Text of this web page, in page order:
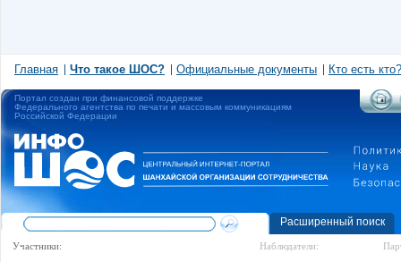
Главная Что такое ШОС? Официальные документы Кто есть кто?
Портал создан при финансовой поддержке
Федерального агентства по печати и массовым коммуникациям
Российской Федерации
Расширенный поиск
Участники: Наблюдатели: